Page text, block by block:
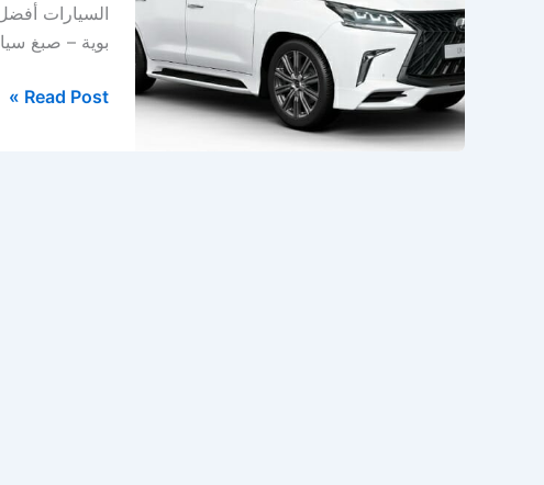
السيارات
بوية – صبغ سيارات نحن
ورشة
لكزس
في
Read Post »